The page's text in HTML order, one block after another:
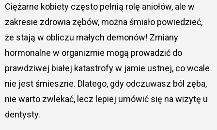
Ciężarne kobiety często pełnią rolę aniołów, ale w
zakresie zdrowia zębów, można śmiało powiedzieć,
że stają w obliczu małych demonów! Zmiany
hormonalne w organizmie mogą prowadzić do
prawdziwej białej katastrofy w jamie ustnej, co wcale
nie jest śmieszne. Dlatego, gdy odczuwasz ból zęba,
nie warto zwlekać, lecz lepiej umówić się na wizytę u
dentysty.